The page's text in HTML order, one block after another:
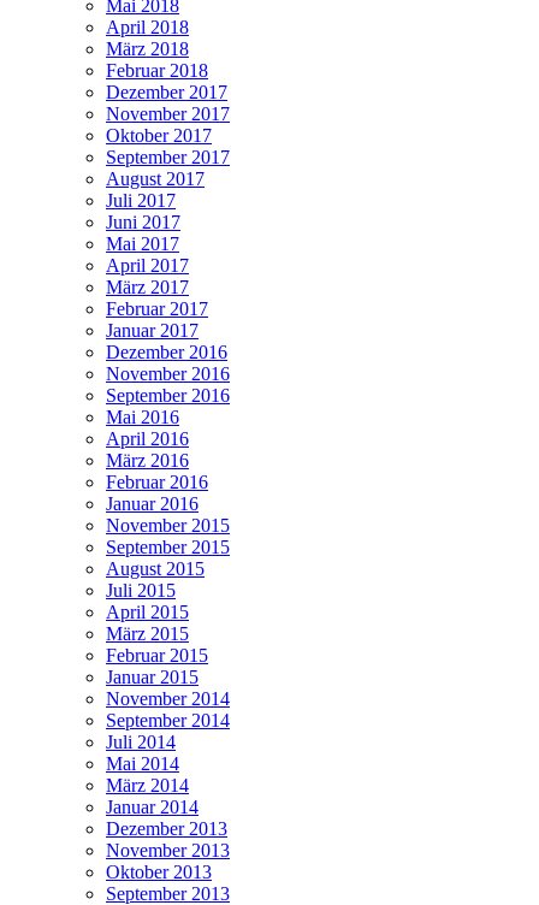
Mai 2018
April 2018
März 2018
Februar 2018
Dezember 2017
November 2017
Oktober 2017
September 2017
August 2017
Juli 2017
Juni 2017
Mai 2017
April 2017
März 2017
Februar 2017
Januar 2017
Dezember 2016
November 2016
September 2016
Mai 2016
April 2016
März 2016
Februar 2016
Januar 2016
November 2015
September 2015
August 2015
Juli 2015
April 2015
März 2015
Februar 2015
Januar 2015
November 2014
September 2014
Juli 2014
Mai 2014
März 2014
Januar 2014
Dezember 2013
November 2013
Oktober 2013
September 2013